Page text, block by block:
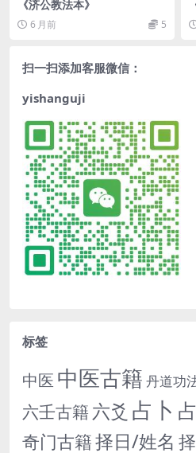
《济公教法本》
6 月前 5
扫一扫添加客服微信：
yishanguji
标签
中医 中医古籍 丹道功
六壬古籍 六爻 占卜
奇门古籍择日/姓名